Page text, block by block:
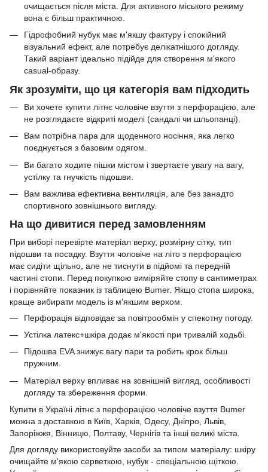
очищається після міста. Для активного міського режиму
вона є більш практичною.
Гідрофобний нубук має м'якшу фактуру і спокійний
візуальний ефект, але потребує делікатнішого догляду.
Такий варіант ідеально підійде для створення м'якого
casual-образу.
Як зрозуміти, що ця категорія вам підходить
Ви хочете купити літнє чоловіче взуття з перфорацією, але
не розглядаєте відкриті моделі (сандалі чи шльопанці).
Вам потрібна пара для щоденного носіння, яка легко
поєднується з базовим одягом.
Ви багато ходите пішки містом і звертаєте увагу на вагу,
устілку та гнучкість підошви.
Вам важлива ефективна вентиляція, але без занадто
спортивного зовнішнього вигляду.
На що дивитися перед замовленням
При виборі перевірте матеріал верху, розмірну сітку, тип
підошви та посадку. Взуття чоловіче на літо з перфорацією
має сидіти щільно, але не тиснути в підйомі та передній
частині стопи. Перед покупкою виміряйте стопу в сантиметрах
і порівняйте показник із таблицею Bumer. Якщо стопа широка,
краще вибирати модель із м'якшим верхом.
Перфорація відповідає за повітрообмін у спекотну погоду.
Устілка латекс+шкіра додає м'якості при тривалій ходьбі.
Підошва EVA знижує вагу пари та робить крок більш
пружним.
Матеріал верху впливає на зовнішній вигляд, особливості
догляду та збереження форми.
Купити в Україні літнє з перфорацією чоловіче взуття Bumer
можна з доставкою в Київ, Харків, Одесу, Дніпро, Львів,
Запоріжжя, Вінницю, Полтаву, Чернігів та інші великі міста.
Для догляду використовуйте засоби за типом матеріалу: шкіру
очищайте м'якою серветкою, нубук - спеціальною щіткою.